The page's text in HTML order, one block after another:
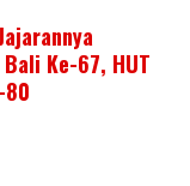
Ke-67, HUT
80